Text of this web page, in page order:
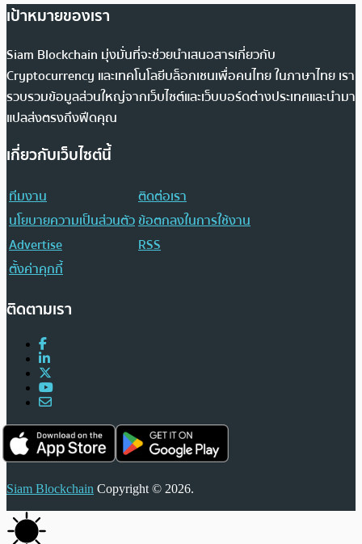
เป้าหมายของเรา
Siam Blockchain มุ่งมั่นที่จะช่วยนำเสนอสารเกี่ยวกับ
Cryptocurrency และเทคโนโลยีบล็อกเชนเพื่อคนไทย ในภาษาไทย เรา
รวบรวมข้อมูลส่วนใหญ่จากเว็บไซต์และเว็บบอร์ดต่างประเทศและนำมา
แปลส่งตรงถึงฟีดคุณ
เกี่ยวกับเว็บไซต์นี้
ทีมงาน
ติดต่อเรา
นโยบายความเป็นส่วนตัวข้อตกลงในการใช้งาน
Advertise
RSS
ตั้งค่าคุกกี้
ติดตามเรา
Siam Blockchain Copyright © 2026.